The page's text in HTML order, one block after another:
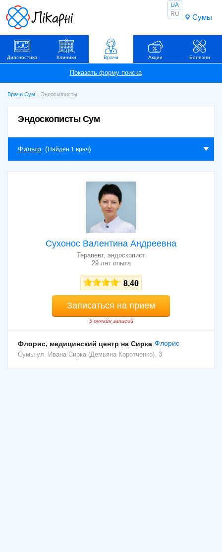
Сумы
UA
RU
Диагностика Клиники Врачи Акции Болезни
Врачи Сум Эндоскописты
Эндоскописты Сум
Фильтр: (Найден 1 врач)
Сухонос Валентина Андреевна
Терапевт, эндоскопист
29 лет опыта
8,40
Записаться на прием
5 онлайн записей
Флорис, медицинский центр на Сирка Флорис
Сумы ул. Ивана Сирка (Демьяна Коротченко), 3